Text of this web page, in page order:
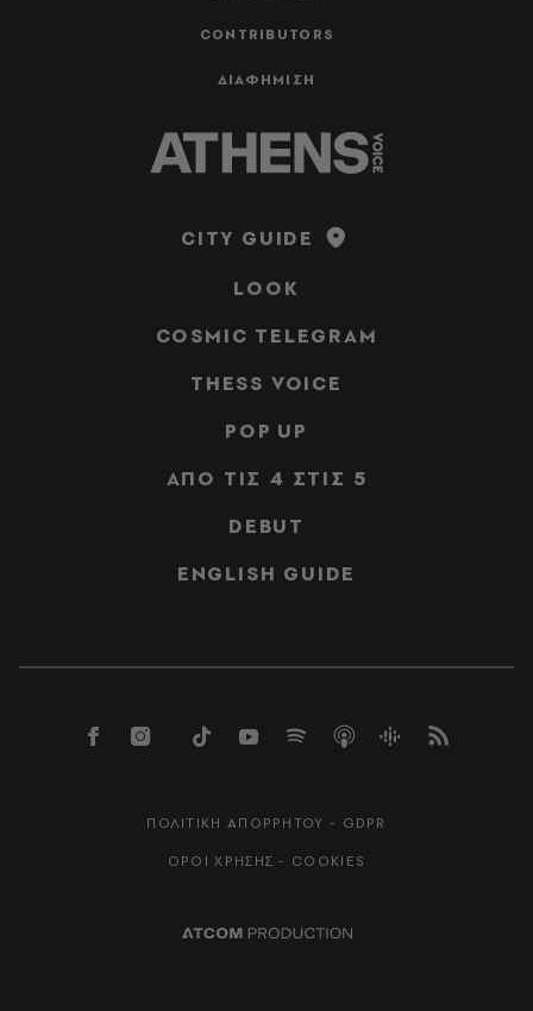
CONTRIBUTORS
ΔΙΑΦΗΜΙΣΗ
CITY GUIDE
LOOK
COSMIC TELEGRAM
THESS VOICE
POP UP
ΑΠΟ ΤΙΣ 4 ΣΤΙΣ 5
DEBUT
ENGLISH GUIDE
ΠΟΛΙΤΙΚΗ ΑΠΟΡΡΗΤΟΥ - GDPR
ΟΡΟΙ ΧΡΗΣΗΣ - COOKIES